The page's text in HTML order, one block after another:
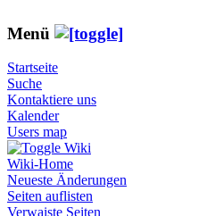
Menü
Startseite
Suche
Kontaktiere uns
Kalender
Users map
Wiki
Wiki-Home
Neueste Änderungen
Seiten auflisten
Verwaiste Seiten